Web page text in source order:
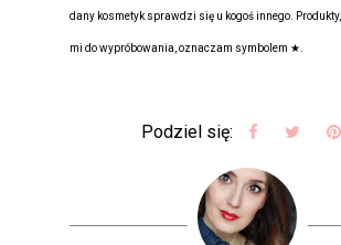
dany kosmetyk sprawdzi się u kogoś innego.
mi do wypróbowania, oznaczam symbolem ★.
Podziel się: